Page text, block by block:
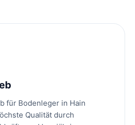
für Bodenleger in Hain
Qualität durch